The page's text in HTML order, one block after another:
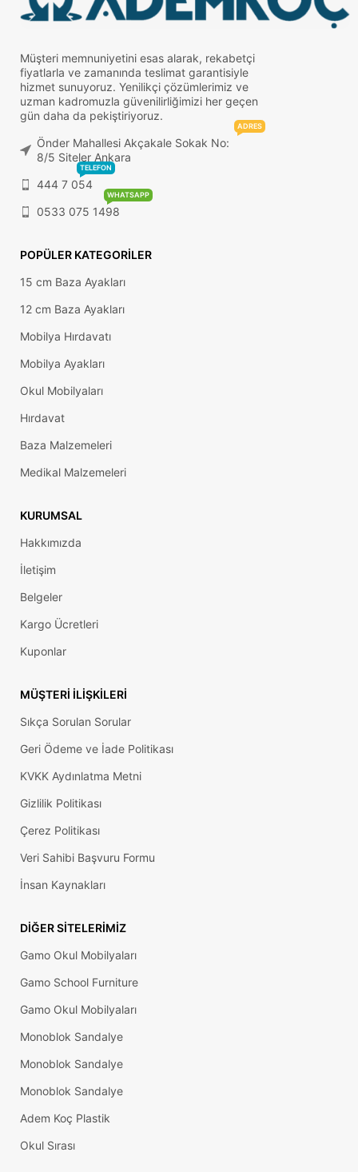
Müşteri memnuniyetini esas alarak, rekabetçi
fiyatlarla ve zamanında teslimat garantisiyle
hizmet sunuyoruz. Yenilikçi çözümlerimiz ve
uzman kadromuzla güvenilirliğimizi her geçen
gün daha da pekiştiriyoruz.
Önder Mahallesi Akçakale Sokak No:
8/5 Siteler Ankara
ADRES
444 7 054
TELEFON
0533 075 1498
WHATSAPP
POPÜLER KATEGORILER
15 cm Baza Ayakları
12 cm Baza Ayakları
Mobilya Hırdavatı
Mobilya Ayakları
Okul Mobilyaları
Hırdavat
Baza Malzemeleri
Medikal Malzemeleri
KURUMSAL
Hakkımızda
İletişim
Belgeler
Kargo Ücretleri
Kuponlar
MÜŞTERI İLIŞKILERI
Sıkça Sorulan Sorular
Geri Ödeme ve İade Politikası
KVKK Aydınlatma Metni
Gizlilik Politikası
Çerez Politikası
Veri Sahibi Başvuru Formu
İnsan Kaynakları
DIĞER SITELERIMIZ
Gamo Okul Mobilyaları
Gamo School Furniture
Gamo Okul Mobilyaları
Monoblok Sandalye
Monoblok Sandalye
Monoblok Sandalye
Adem Koç Plastik
Okul Sırası
3302 Pub
125 F18
Oynak
Tabla
Mavi